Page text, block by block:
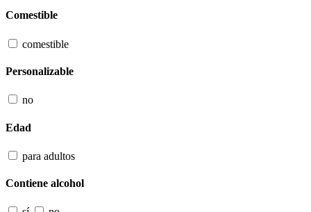
Comestible
comestible
Personalizable
no
Edad
para adultos
Contiene alcohol